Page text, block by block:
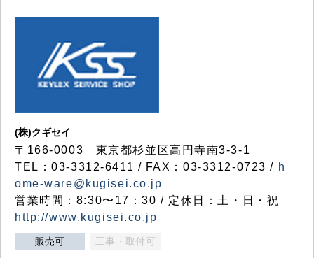
(株)クギセイ
〒166-0003 東京都杉並区高円寺南3-3-1
TEL：03-3312-6411 / FAX：03-3312-0723 / h
ome-ware@kugisei.co.jp
営業時間：8:30〜17：30 / 定休日：土・日・祝
http://www.kugisei.co.jp
販売可 工事・取付可